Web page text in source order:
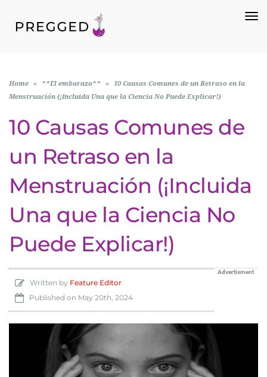
Home » **El embarazo** »
10 Causas Comunes de un Retraso en la
Menstruación (¡Incluida Una que la Ciencia No Puede Explicar!)
10 Causas Comunes de
un Retraso en la
Menstruación (¡Incluida
Una que la Ciencia No
Puede Explicar!)
Advertisment
Written by Feature Editor
Published on May 20th, 2024